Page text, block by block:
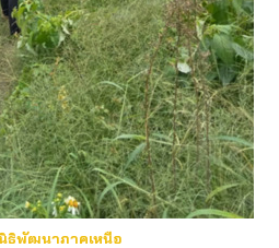
ธิพัฒนาภาคเหนือ